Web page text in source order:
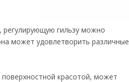
регулирующую гильзу можно
может удовлетворить различные
красотой, может